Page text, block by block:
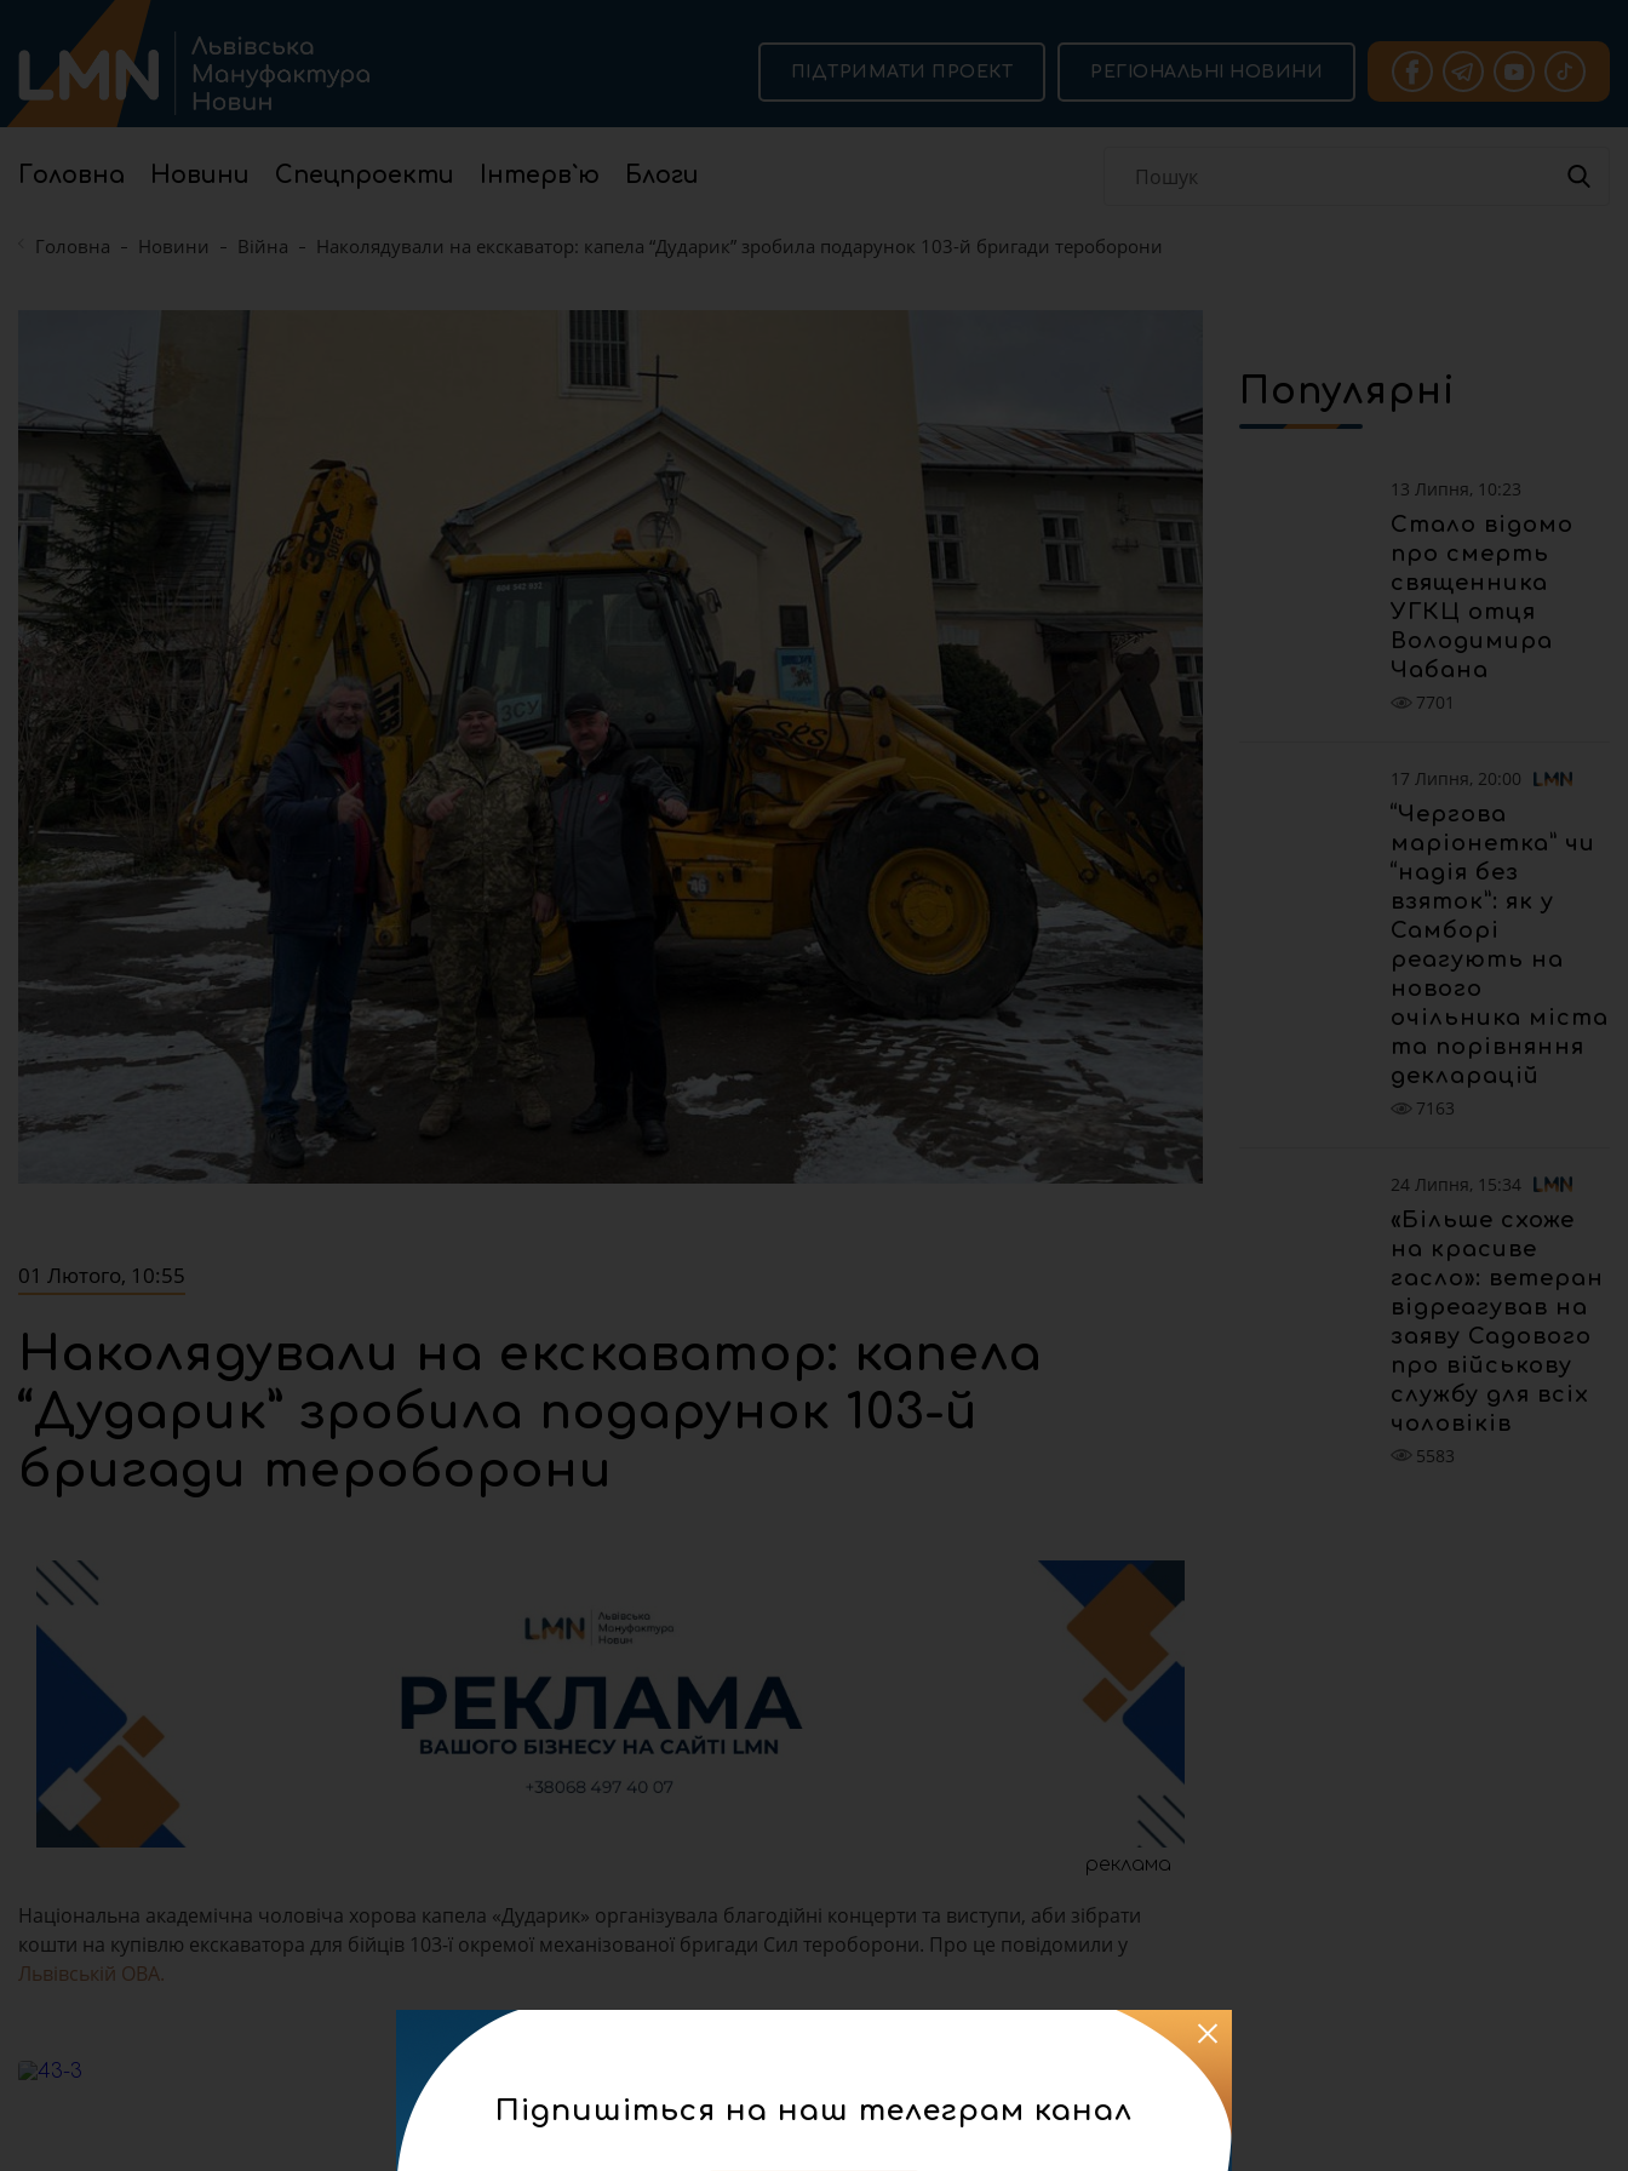
Головна Новини Спецпроекти Інтерв`ю Блоги
ПІДТРИМАТИ ПРОЕКТ РЕГІОНАЛЬНІ НОВИНИ
Головна Новини Війна Наколядували на екскаватор: капела “Дударик” зробила подарунок 103-й бригади тероборони
01 Лютого, 10:55
Наколядували на екскаватор: капела
“Дударик” зробила подарунок 103-й
бригади тероборони
реклама
Національна академічна чоловіча хорова капела «Дударик» організувала благодійні концерти та виступи, аби зібрати
кошти на купівлю екскаватора для бійців 103-ї окремої механізованої бригади Сил тероборони. Про це повідомили у
Львівській ОВА.
Популярні
13 Липня, 10:23
Стало відомо
про смерть
священника
УГКЦ отця
Володимира
Чабана
7701
17 Липня, 20:00
“Чергова
маріонетка” чи
“надія без
взяток”: як у
Самборі
реагують на
нового
очільника міста
та порівняння
декларацій
7163
24 Липня, 15:34
«Більше схоже
на красиве
гасло»: ветеран
відреагував на
заяву Садового
про військову
службу для всіх
чоловіків
5583
Підпишіться на наш телеграм канал